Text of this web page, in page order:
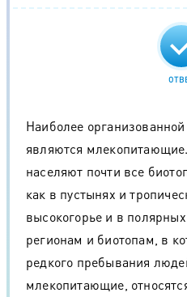
Наиболее
являются
населяют почти все
как в пустынях и
высокогорье и в
регионам и биотопам, в
редкого пребывания
млекопитающие,